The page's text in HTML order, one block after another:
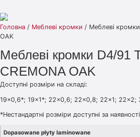
Головна / Меблеві кромки / Меблеві кромки
OAK
Меблеві кромки D4/91
CREMONA OAK
Доступні розміри на складі:
19×0,6*; 19×1*; 22×0,6; 22×0,8; 22×1; 22×2;
*Нестандартні розміри доступні за
Dopasowane płyty laminowane